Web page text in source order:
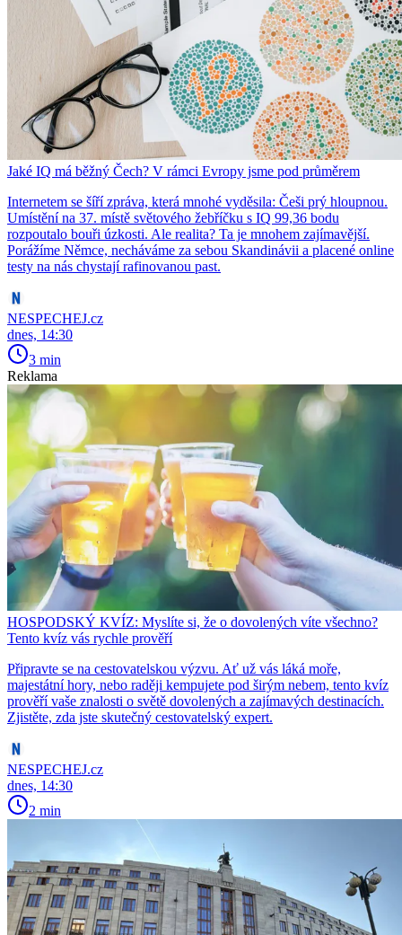
Jaké IQ má běžný Čech? V rámci Evropy jsme pod průměrem
Internetem se šíří zpráva, která mnohé vyděsila: Češi prý hloupnou.
Umístění na 37. místě světového žebříčku s IQ 99,36 bodu
rozpoutalo bouři úzkosti. Ale realita? Ta je mnohem zajímavější.
Porážíme Němce, necháváme za sebou Skandinávii a placené online
testy na nás chystají rafinovanou past.
NESPECHEJ.cz
dnes, 14:30
3 min
Reklama
HOSPODSKÝ KVÍZ: Myslíte si, že o dovolených víte všechno?
Tento kvíz vás rychle prověří
Připravte se na cestovatelskou výzvu. Ať už vás láká moře,
majestátní hory, nebo raději kempujete pod širým nebem, tento kvíz
prověří vaše znalosti o světě dovolených a zajímavých destinacích.
Zjistěte, zda jste skutečný cestovatelský expert.
NESPECHEJ.cz
dnes, 14:30
2 min